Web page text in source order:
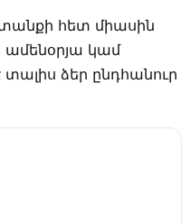
հետ միասին
ամենօրյա կամ
ձեր ընդհանուր